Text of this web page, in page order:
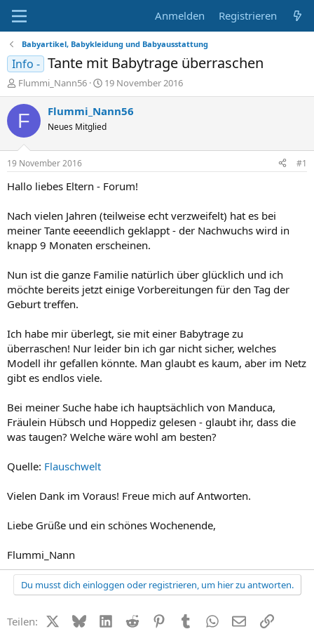
Anmelden Registrieren
Babyartikel, Babykleidung und Babyausstattung
Info - Tante mit Babytrage überraschen
E
r
s
e
r
Flummi_Nann56
E
r
s
t
e
t
a
19 November 2016
F Flummi_Nann56
Neues Mitglied
19 November 2016 #1
Hallo liebes Eltern - Forum!
Nach vielen Jahren (teilweise echt verzweifelt) hat es bei
meiner Tante eeeendlich geklappt - der Nachwuchs wird in
knapp 9 Monaten erscheinen.
Nun ist die ganze Familie natürlich über glücklich und ich
möchte bereits jetzt einige Vorbereitungen für den Tag der
Geburt treffen.
Ich habe mir überlegt, sie mit einer Babytrage zu
überraschen! Nur leider bin ich gar nicht sicher, welches
Modell ihr gefallen könnte. Man glaubt es kaum, aber im Netz
gibt es endlos viele.
Bei meiner Suche habe ich hauptsächlich von Manduca,
Fräulein Hübsch und Hoppediz gelesen - glaubt ihr, dass die
was taugen? Welche wäre wohl am besten?
Quelle: Flauschwelt
Vielen Dank im Voraus! Freue mich auf Antworten.
Liebe Grüße und ein schönes Wochenende,
Flummi_Nann
Du musst dich einloggen oder registrieren, um hier zu antworten.
Teilen: X (Twitter)
BlueskyLinkedIn
Reddit PinterestTumblr WhatsApp
E-MailLink